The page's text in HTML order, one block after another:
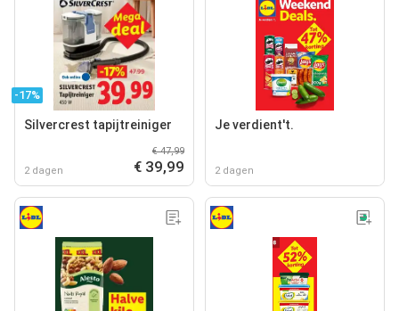
-17%
Silvercrest tapijtreiniger
2 dagen
€ 47,99
€ 39,99
Je verdient't.
2 dagen